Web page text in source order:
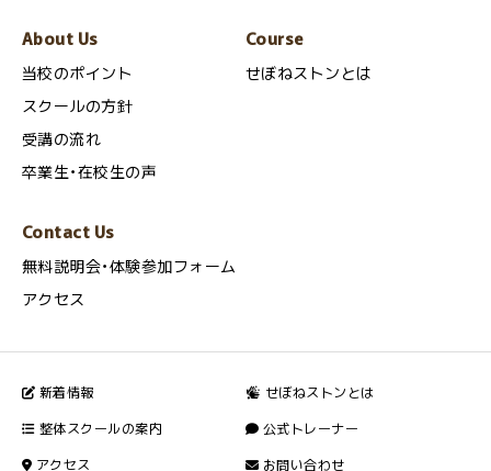
About Us
当校のポイント
スクールの方針
受講の流れ
卒業生・在校生の声
Course
せぼねストンとは
Contact Us
無料説明会・体験参加フォーム
アクセス
新着情報
せぼねストンとは
整体スクールの案内
公式トレーナー
アクセス
お問い合わせ